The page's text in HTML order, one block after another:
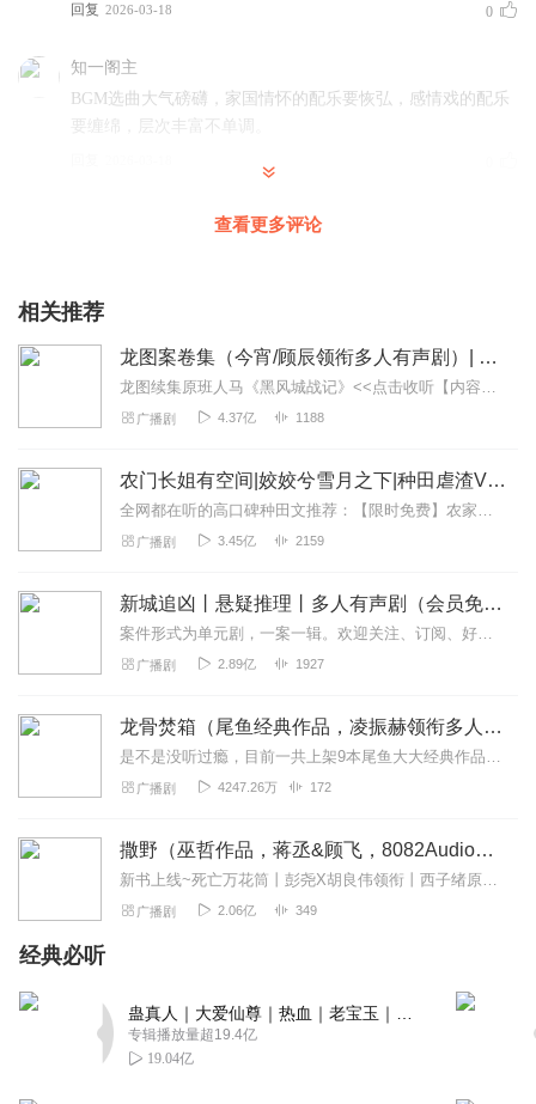
回复 2026-03-18 0
知一阁主
BGM选曲大气磅礴，家国情怀的配乐要恢弘，感情戏的配乐
要缠绵，层次丰富不单调。
回复
断桥香草
父亲宠溺、兄弟和睦的家庭线温暖动人，乱世中的温情更显
珍贵，也让女主的守护更有说服力。
佛系发呆呆
乱世场景的音效制作要求高！战马嘶鸣、兵器碰撞、边城风
2026-03-17 0
阳光_114196755
的挣扎与崛起，这才是大女主文的正确打开方式！
2026-03-16 0
研制兵器+招兵买马+治病救人，三线并行不混乱！女主是全
能型领袖，不是单一技能点满的工具人。
2026-03-16
我是懂懂
魔教教主男扮女装当护卫，身份反转的设定绝了！从"姐
妹"到恋人，戏剧张力直接拉满。
2026-03-16
查看更多评论
相关推荐
龙图案卷集（今宵/顾辰领衔多人有声剧）| 探案
龙图续集原班人马《黑风城战记》<<点击收听【内容简介】《龙图案卷集》是由耳雅根据古典名著《三侠五义》（又叫七五）改编所写的网络小说，主要讲述的是鼠（白玉堂）...
广播剧 4.37亿 1188
农门长姐有空间|姣姣兮雪月之下|种田虐渣VIP免费
全网都在听的高口碑种田文推荐：【限时免费】农家小福女|姣姣兮郁雨竹|全网最快寒门大俗人|姣姣兮杜骁|萌宝女强古言爽文魏晋干饭人未删减全网最快|农家小福...
广播剧 3.45亿 2159
新城追凶丨悬疑推理丨多人有声剧（会员免费）
案件形式为单元剧，一案一辑。欢迎关注、订阅、好评！“新闻里播不得的，咱们小说里见！”一座充满活力的新兴沿海城市，看似平常的生活中，却发生了种种离奇的罪犯案件，”...
广播剧 2.89亿 1927
龙骨焚箱（尾鱼经典作品，凌振赫领衔多人有声剧）
是不是没听过瘾，目前一共上架9本尾鱼大大经典作品有声书啦~~听单合集已经准备好，赶紧收听：尾鱼有声书作品合集感受更多尾鱼作品的魅力！内容简介神话、传说、身世、解...
广播剧 4247.26万 172
撒野（巫哲作品，蒋丞&顾飞，8082Audio制作）| 左肩有你原著
新书上线~死亡万花筒丨彭尧X胡良伟领衔丨西子绪原著丨灵异/悬疑/无限流多人有声剧点击跳转收听哦~喜提破亿！#撒野印象大调查#活动上线！>戳此参与<福利四：播...
广播剧 2.06亿 349
经典必听
专辑播放量超19.4亿
19.04亿